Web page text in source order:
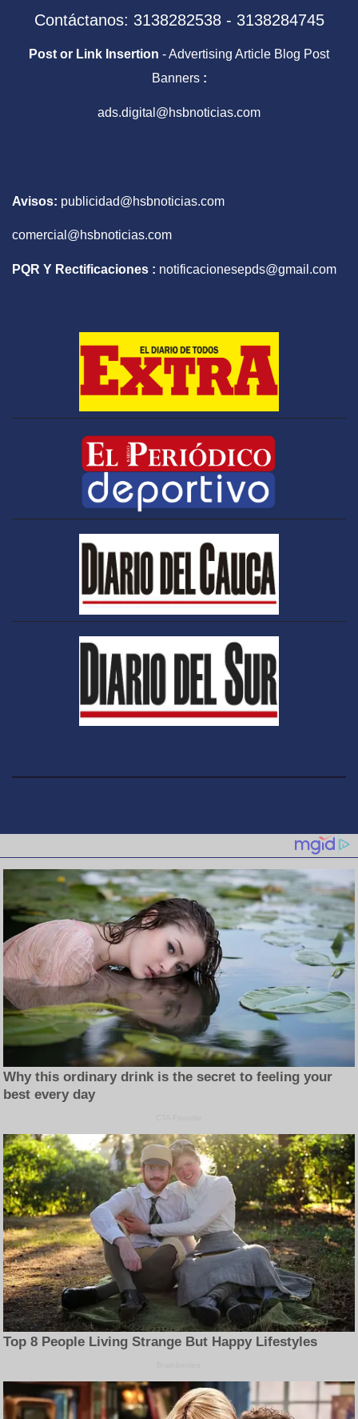
Contáctanos: 3138282538 - 3138284745
Post or Link Insertion - Advertising Article Blog Post
Banners :
ads.digital@hsbnoticias.com
Avisos: publicidad@hsbnoticias.com
comercial@hsbnoticias.com
PQR Y Rectificaciones : notificacionesepds@gmail.com